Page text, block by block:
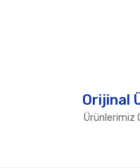
Orijinal
Ürünlerimiz